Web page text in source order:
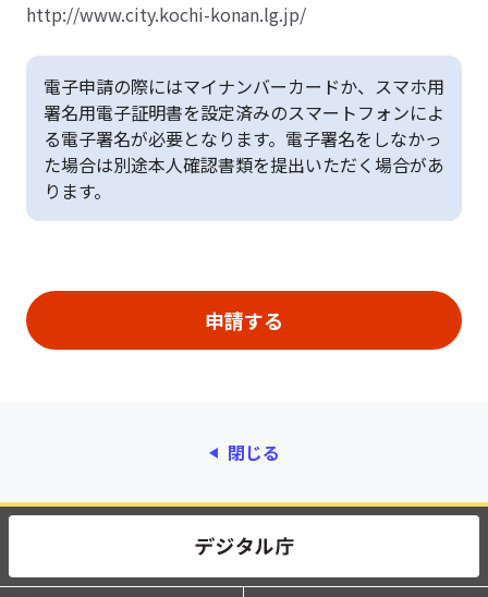
http://www.city.kochi-konan.lg.jp/
電子申請の際にはマイナンバーカードか、スマホ用
署名用電子証明書を設定済みのスマートフォンによ
る電子署名が必要となります。電子署名をしなかっ
た場合は別途本人確認書類を提出いただく場合があ
ります。
閉じる